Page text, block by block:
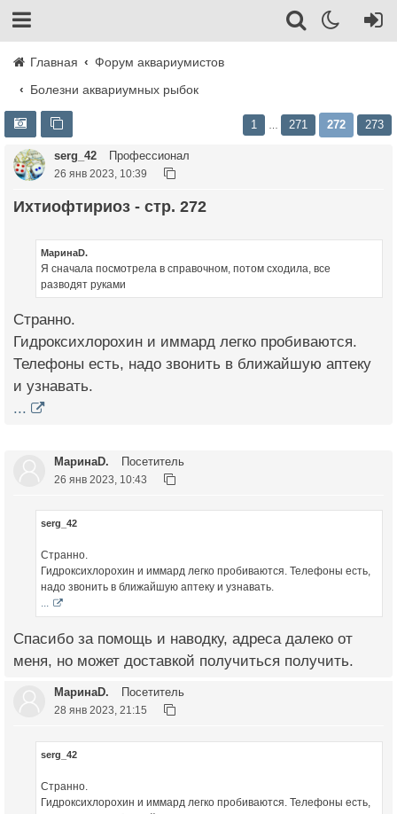
Главная
Форум аквариумистов
Болезни аквариумных рыбок
1 271 272 273
serg_42 Профессионал
26 янв 2023, 10:39
Ихтиофтириоз - стр. 272
МаринаD.
Я сначала посмотрела в справочном, потом сходила, все
разводят руками
Странно.
Гидроксихлорохин и иммард легко пробиваются.
Телефоны есть, надо звонить в ближайшую аптеку
и узнавать.
...
МаринаD. Посетитель
26 янв 2023, 10:43
serg_42
Странно.
Гидроксихлорохин и иммард легко пробиваются. Телефоны есть,
надо звонить в ближайшую аптеку и узнавать.
...
Спасибо за помощь и наводку, адреса далеко от
меня, но может доставкой получиться получить.
МаринаD. Посетитель
28 янв 2023, 21:15
serg_42
Странно.
Гидроксихлорохин и иммард легко пробиваются. Телефоны есть,